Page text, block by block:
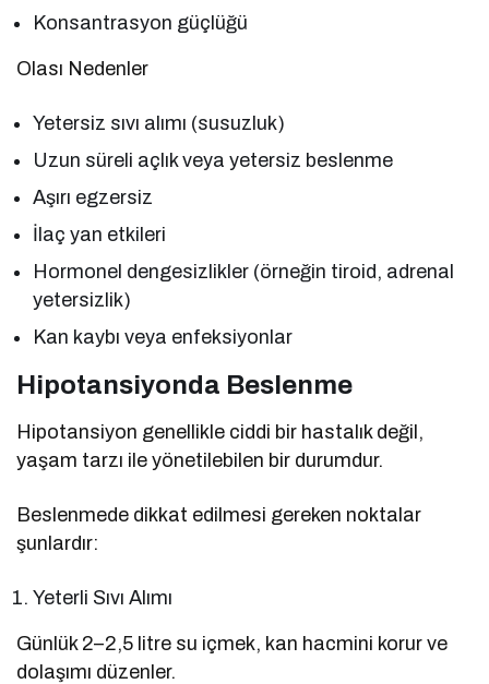
Konsantrasyon güçlüğü
Olası Nedenler
Yetersiz sıvı alımı (susuzluk)
Uzun süreli açlık veya yetersiz beslenme
Aşırı egzersiz
İlaç yan etkileri
Hormonel dengesizlikler (örneğin tiroid, adrenal
yetersizlik)
Kan kaybı veya enfeksiyonlar
Hipotansiyonda Beslenme
Hipotansiyon genellikle ciddi bir hastalık değil,
yaşam tarzı ile yönetilebilen bir durumdur.
Beslenmede dikkat edilmesi gereken noktalar
şunlardır:
Yeterli Sıvı Alımı
Günlük 2–2,5 litre su içmek, kan hacmini korur ve
dolaşımı düzenler.